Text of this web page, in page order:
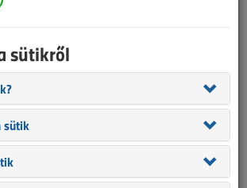
sütikről
sütik